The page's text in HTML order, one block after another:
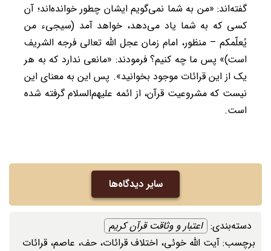
گفته‌اند: «من به شما نمی‌گویم ایشان چطور خوانده‌اند؛ آن
کسی که به شما یاد می‌دهد، خواهد آمد (سیجیء من
یُعلّمکم – منظور، امام زمان عجل الله تعالی فرجه الشریف
است)» پس ما چه کنیم؟ فرمودند: «مانعی ندارد که به هر
یک از این قرائات موجود بخوانید». پس این به معنای این
نیست که مشروعیت قرآن، از ائمه علیهم‌السلام گرفته شده
است.
سایر دیدگاه‌ها
دسته‌بندی: ‌ اعتبار و وثاقت قرآن کریم
برچسب: ‌ آیت الله خوئی، ‌ اختلاف قرائات، ‌ حف، ‌ عاصم، ‌ قرائات